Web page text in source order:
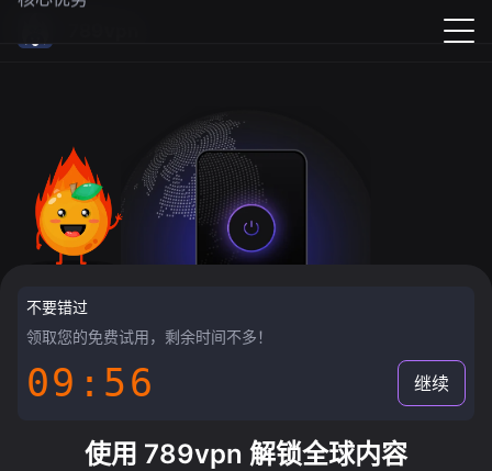
不要错过
领取您的免费试用，剩余时间不多！
09:55 继续
使用 789vpn 解锁全球内容